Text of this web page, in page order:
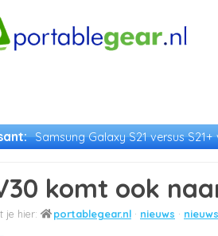
Samsung Galaxy S21 versus S21+
komt ook
portablegear.nl nieuws